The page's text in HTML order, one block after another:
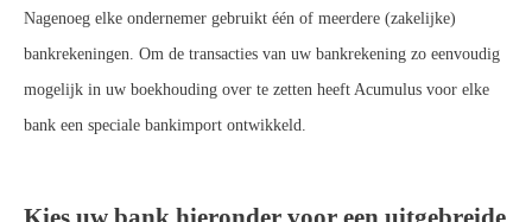
Nagenoeg elke ondernemer gebruikt één of meerdere (zakelijke)
bankrekeningen. Om de transacties van uw bankrekening zo eenvoudig
mogelijk in uw boekhouding over te zetten heeft Acumulus voor elke
bank een speciale bankimport ontwikkeld.